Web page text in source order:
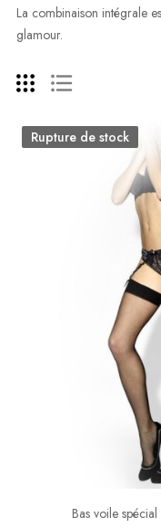
La combinaison intégrale
glamour.
Rupture de stock
Bas voile